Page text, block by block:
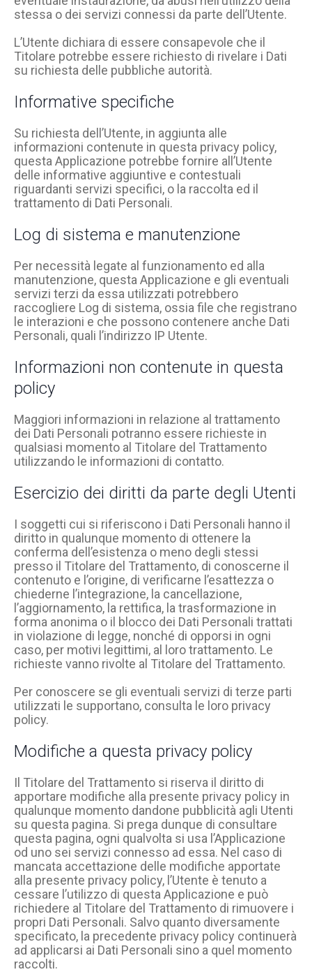
stessa o dei servizi connessi da parte dell’Utente.
L’Utente dichiara di essere consapevole che il
Titolare potrebbe essere richiesto di rivelare i Dati
su richiesta delle pubbliche autorità.
Informative specifiche
Su richiesta dell’Utente, in aggiunta alle
informazioni contenute in questa privacy policy,
questa Applicazione potrebbe fornire all’Utente
delle informative aggiuntive e contestuali
riguardanti servizi specifici, o la raccolta ed il
trattamento di Dati Personali.
Log di sistema e manutenzione
Per necessità legate al funzionamento ed alla
manutenzione, questa Applicazione e gli eventuali
servizi terzi da essa utilizzati potrebbero
raccogliere Log di sistema, ossia file che registrano
le interazioni e che possono contenere anche Dati
Personali, quali l’indirizzo IP Utente.
Informazioni non contenute in questa
policy
Maggiori informazioni in relazione al trattamento
dei Dati Personali potranno essere richieste in
qualsiasi momento al Titolare del Trattamento
utilizzando le informazioni di contatto.
Esercizio dei diritti da parte degli Utenti
I soggetti cui si riferiscono i Dati Personali hanno il
diritto in qualunque momento di ottenere la
conferma dell’esistenza o meno degli stessi
presso il Titolare del Trattamento, di conoscerne il
contenuto e l’origine, di verificarne l’esattezza o
chiederne l’integrazione, la cancellazione,
l’aggiornamento, la rettifica, la trasformazione in
forma anonima o il blocco dei Dati Personali trattati
in violazione di legge, nonché di opporsi in ogni
caso, per motivi legittimi, al loro trattamento. Le
richieste vanno rivolte al Titolare del Trattamento.
Per conoscere se gli eventuali servizi di terze parti
utilizzati le supportano, consulta le loro privacy
policy.
Modifiche a questa privacy policy
Il Titolare del Trattamento si riserva il diritto di
apportare modifiche alla presente privacy policy in
qualunque momento dandone pubblicità agli Utenti
su questa pagina. Si prega dunque di consultare
questa pagina, ogni qualvolta si usa l’Applicazione
od uno sei servizi connesso ad essa. Nel caso di
mancata accettazione delle modifiche apportate
alla presente privacy policy, l’Utente è tenuto a
cessare l’utilizzo di questa Applicazione e può
richiedere al Titolare del Trattamento di rimuovere i
propri Dati Personali. Salvo quanto diversamente
specificato, la precedente privacy policy continuerà
ad applicarsi ai Dati Personali sino a quel momento
raccolti.